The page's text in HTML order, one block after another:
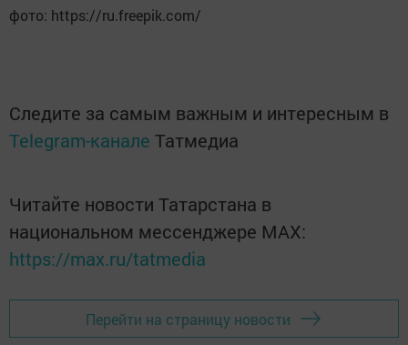
фото: https://ru.freepik.com/
Следите за самым важным и интересным в
Telegram-канале Татмедиа
Читайте новости Татарстана в
национальном мессенджере MАХ:
https://max.ru/tatmedia
Перейти на страницу новости